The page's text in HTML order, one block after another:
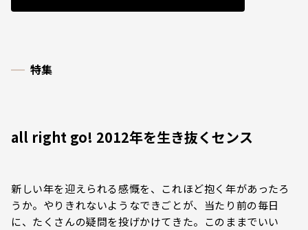
特集
all right go! 2012年を生き抜くセンス
新しい年を迎えられる感慨を、これほど抱く年があったろ
うか。やりきれないようなできごとが、当たり前の毎日
に、たくさんの疑問を投げかけてきた。このままでいい